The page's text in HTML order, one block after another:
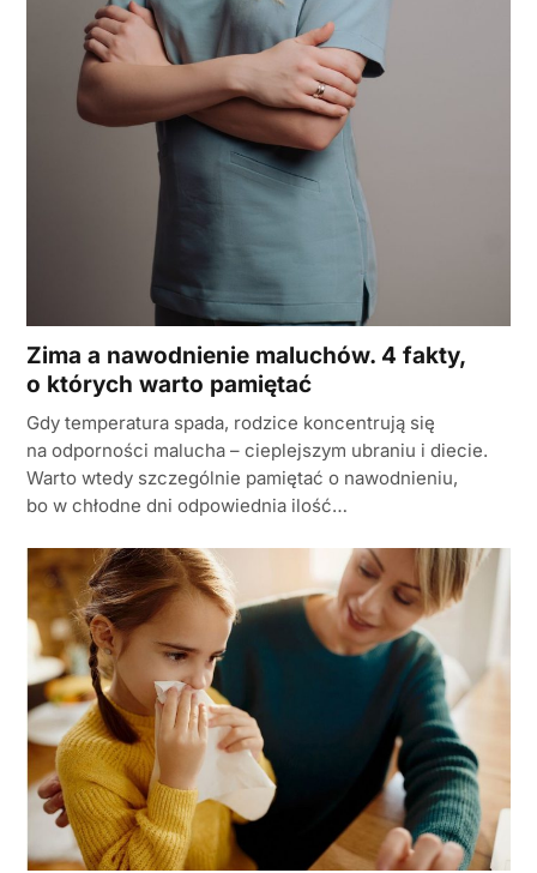
Zima a nawodnienie maluchów. 4 fakty,
o których warto pamiętać
Gdy temperatura spada, rodzice koncentrują się
na odporności malucha – cieplejszym ubraniu i diecie.
Warto wtedy szczególnie pamiętać o nawodnieniu,
bo w chłodne dni odpowiednia ilość…